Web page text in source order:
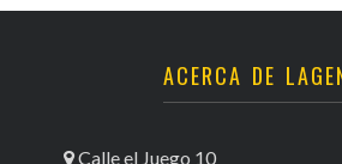
ACERCA DE
Calle el Juego 10